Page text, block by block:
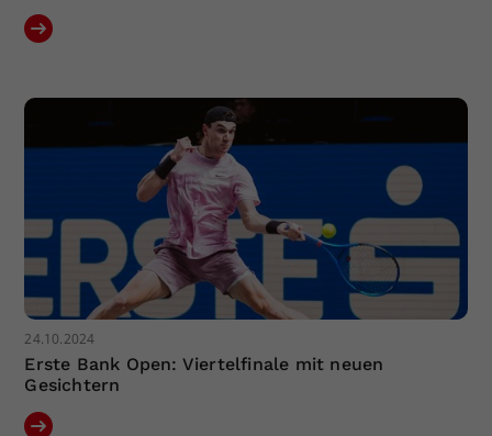
24.10.2024
Erste Bank Open: Viertelfinale mit neuen
Gesichtern